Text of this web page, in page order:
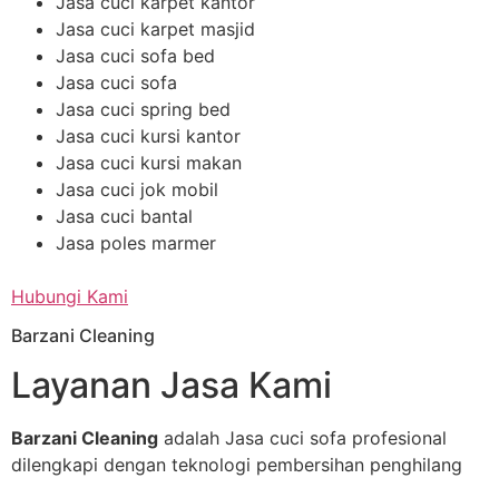
Jasa cuci karpet masjid
Jasa cuci sofa bed
Jasa cuci sofa
Jasa cuci spring bed
Jasa cuci kursi kantor
Jasa cuci kursi makan
Jasa cuci jok mobil
Jasa cuci bantal
Jasa poles marmer
Hubungi Kami
Barzani Cleaning
Layanan Jasa Kami
Barzani Cleaning adalah Jasa cuci sofa profesional
dilengkapi dengan teknologi pembersihan penghilang